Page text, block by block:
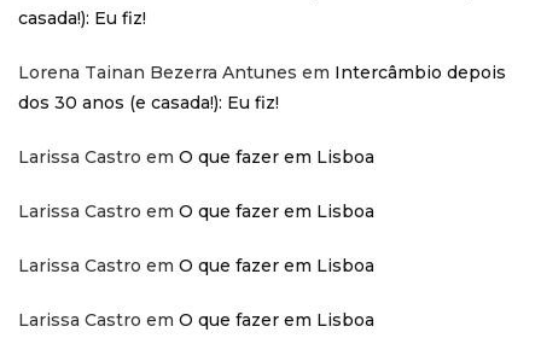
casada!): Eu fiz!
Lorena Tainan Bezerra Antunes em Intercâmbio depois
dos 30 anos (e casada!): Eu fiz!
Larissa Castro em O que fazer em Lisboa
Larissa Castro em O que fazer em Lisboa
Larissa Castro em O que fazer em Lisboa
Larissa Castro em O que fazer em Lisboa